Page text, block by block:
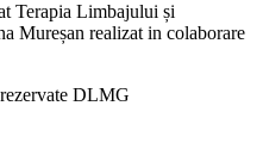
Terapia Limbajului și
Mureșan realizat in colaborare
DLMG